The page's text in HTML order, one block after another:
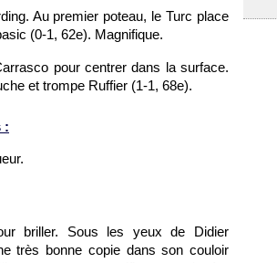
Au premier poteau, le Turc place
(0-1, 62e). Magnifique.
pour centrer dans la surface.
et trompe Ruffier (1-1, 68e).
:
briller. Sous les yeux de Didier
très bonne copie dans son couloir